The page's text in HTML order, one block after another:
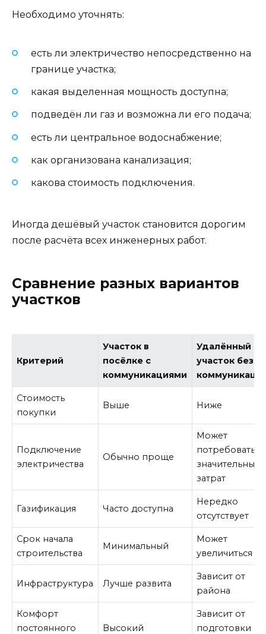
Необходимо уточнять:
есть ли электричество непосредственно на
границе участка;
какая выделенная мощность доступна;
подведён ли газ и возможна ли его подача;
есть ли центральное водоснабжение;
как организована канализация;
какова стоимость подключения.
Иногда дешёвый участок становится дорогим
после расчёта всех инженерных работ.
Сравнение разных вариантов
участков
Критерий
Участок в
посёлке с
коммуникациями
Удалённый
участок без
Стоимость
покупки
Выше Ниже
Подключение
электричества
Обычно проще
Может
потребовать
значительных
затрат
Газификация Часто доступна
Нередко
отсутствует
Срок начала
строительства
Минимальный
Может
увеличиться
Инфраструктура Лучше развита
Зависит от
района
Комфорт
постоянного
Высокий
Зависит от
подготовки